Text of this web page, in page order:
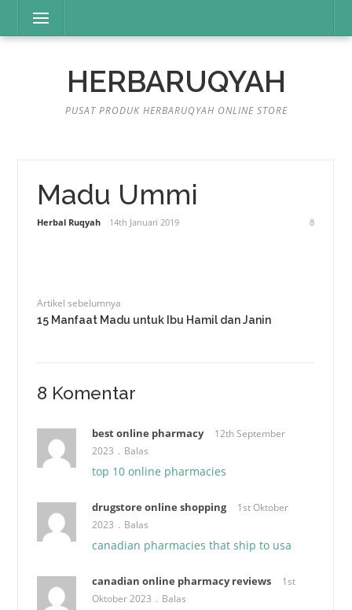
konten
Menu
HERBARUQYAH
PUSAT PRODUK HERBARUQYAH ONLINE STORE
Madu Ummi
Herbal Ruqyah 14th Januari 2019 8
Artikel sebelumnya
15 Manfaat Madu untuk Ibu Hamil dan Janin
8 Komentar
best online pharmacy
12th September
2023
Balas
top 10 online pharmacies
drugstore online shopping
1st Oktober
2023
Balas
canadian pharmacies that ship to usa
canadian online pharmacy reviews
1st
Oktober 2023
Balas